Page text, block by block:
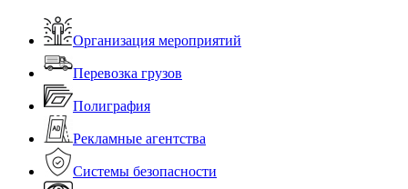
Организация мероприятий
Перевозка грузов
Полиграфия
Рекламные агентства
Системы безопасности